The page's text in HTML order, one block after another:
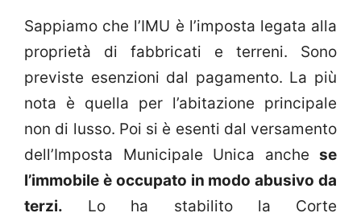
Sappiamo che l’IMU è l’imposta legata alla
proprietà di fabbricati e terreni. Sono
previste esenzioni dal pagamento. La più
nota è quella per l’abitazione principale
non di lusso. Poi si è esenti dal versamento
dell’Imposta Municipale Unica anche se
l’immobile è occupato in modo abusivo da
terzi. Lo ha stabilito la Corte